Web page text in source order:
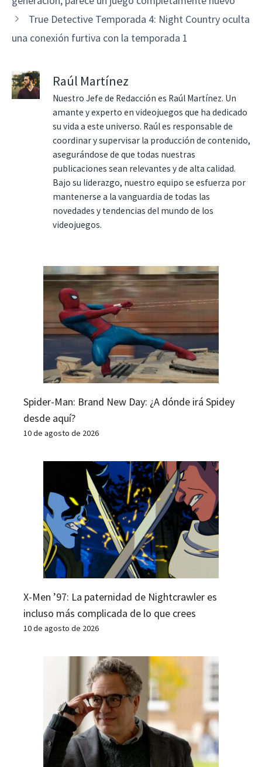
True Detective Temporada 4: Night Country oculta
una conexión furtiva con la temporada 1
Raúl Martínez
Nuestro Jefe de Redacción es Raúl Martínez. Un
amante y experto en videojuegos que ha dedicado
su vida a este universo. Raúl es responsable de
coordinar y supervisar la producción de contenido,
asegurándose de que todas nuestras
publicaciones sean relevantes y de alta calidad.
Bajo su liderazgo, nuestro equipo se esfuerza por
mantenerse a la vanguardia de todas las
novedades y tendencias del mundo de los
videojuegos.
Spider-Man: Brand New Day: ¿A dónde irá Spidey
desde aquí?
10 de agosto de 2026
X-Men ’97: La paternidad de Nightcrawler es
incluso más complicada de lo que crees
10 de agosto de 2026